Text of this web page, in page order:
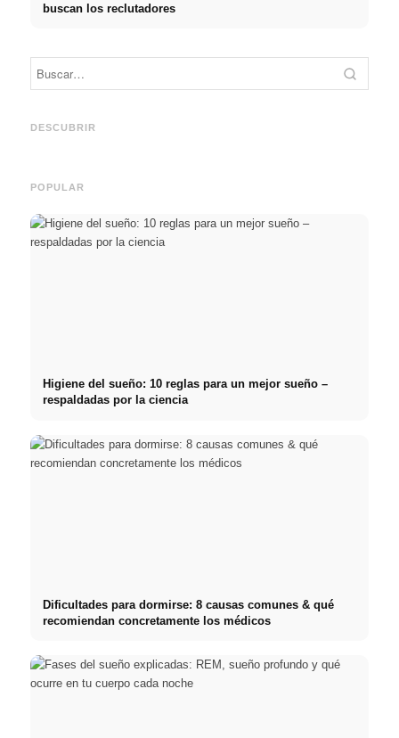
buscan los reclutadores
DESCUBRIR
Práctica profesional en
y el camino directo hacia la
Financiar los estudios en
POPULAR
Higiene del sueño: 10 reglas para un mejor sueño –
respaldadas por la ciencia
Dificultades para dormirse: 8 causas comunes & qué
recomiendan concretamente los médicos